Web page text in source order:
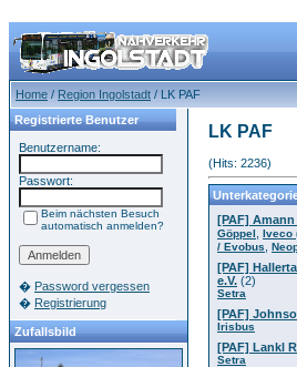
Home / Region Ingolstadt / LK PAF
Registrierte Benutzer
Benutzername:
Passwort:
Beim nächsten Besuch
automatisch anmelden?
� Password vergessen
� Registrierung
Zufallsbild
LK PAF
(Hits: 2236)
[PAF] Amann
Göppel Iveco
/ Evobus
[PAF]
e.V. (2)
Setra
[PAF]
Irisbus
[PAF] Lankl
Setra